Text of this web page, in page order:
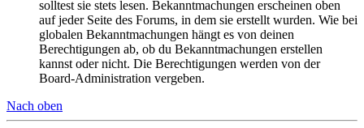
solltest sie stets lesen. Bekanntmachungen erscheinen oben
auf jeder Seite des Forums, in dem sie erstellt wurden. Wie bei
globalen Bekanntmachungen hängt es von deinen
Berechtigungen ab, ob du Bekanntmachungen erstellen
kannst oder nicht. Die Berechtigungen werden von der
Board-Administration vergeben.
Nach oben